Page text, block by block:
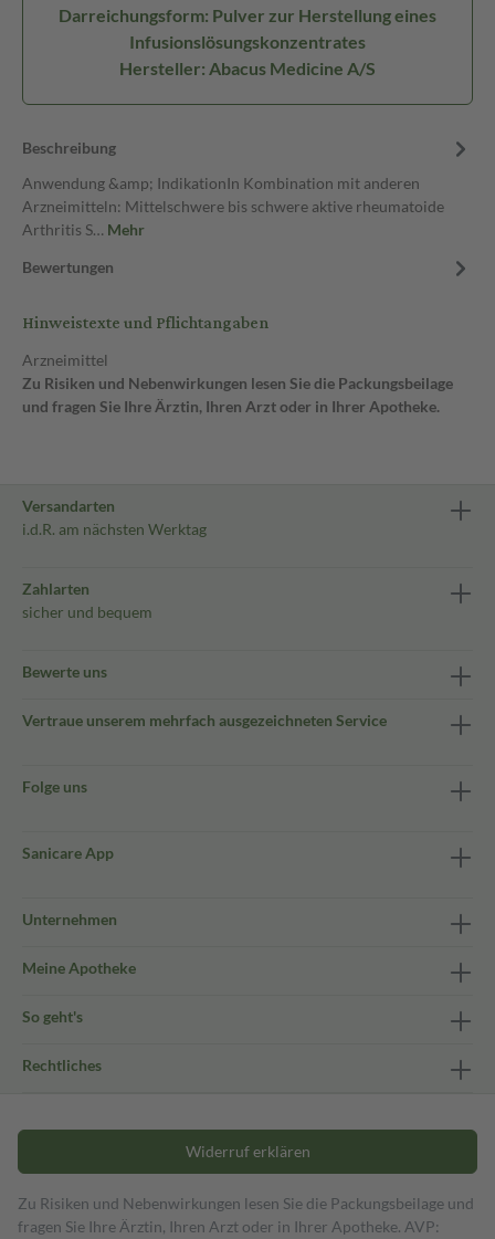
Darreichungsform: Pulver zur Herstellung eines
Infusionslösungskonzentrates
Hersteller: Abacus Medicine A/S
Beschreibung
Anwendung &amp; IndikationIn Kombination mit anderen
Arzneimitteln: Mittelschwere bis schwere aktive rheumatoide
Arthritis S… Mehr
Bewertungen
Hinweistexte und Pflichtangaben
Arzneimittel
Zu Risiken und Nebenwirkungen lesen Sie die Packungsbeilage
und fragen Sie Ihre Ärztin, Ihren Arzt oder in Ihrer Apotheke.
Versandarten
i.d.R. am nächsten Werktag
Zahlarten
sicher und bequem
Bewerte uns
Vertraue unserem mehrfach ausgezeichneten Service
Folge uns
Sanicare App
Unternehmen
Meine Apotheke
So geht's
Rechtliches
Widerruf erklären
Zu Risiken und Nebenwirkungen lesen Sie die Packungsbeilage und
fragen Sie Ihre Ärztin, Ihren Arzt oder in Ihrer Apotheke. AVP: